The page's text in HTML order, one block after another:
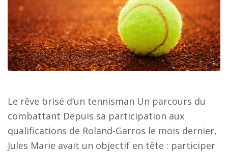
Le rêve brisé d’un tennisman Un parcours du
combattant Depuis sa participation aux
qualifications de Roland-Garros le mois dernier,
Jules Marie avait un objectif en tête : participer